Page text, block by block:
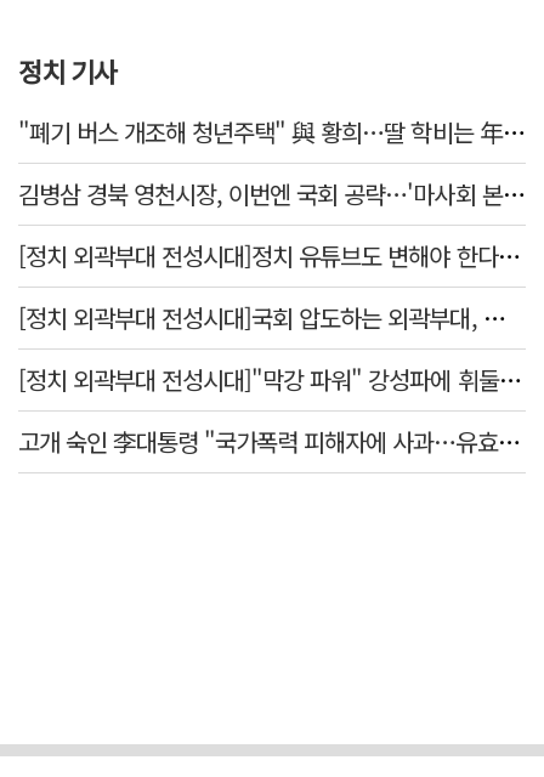
정치 기사
"폐기 버스 개조해 청년주택" 與 황희…딸 학비는 年 4200만원
김병삼 경북 영천시장, 이번엔 국회 공략…'마사회 본사 이전·광역교통망 확충' 요청
[정치 외곽부대 전성시대]정치 유튜브도 변해야 한다 "화합과 존중"
[정치 외곽부대 전성시대]국회 압도하는 외곽부대, 목소리 왜 커지나?
[정치 외곽부대 전성시대]"막강 파워" 강성파에 휘둘리는 여야 …"이슈 메이킹" 커지는 변방의 북소리
고개 숙인 李대통령 "국가폭력 피해자에 사과…유효기간 없는 책임"